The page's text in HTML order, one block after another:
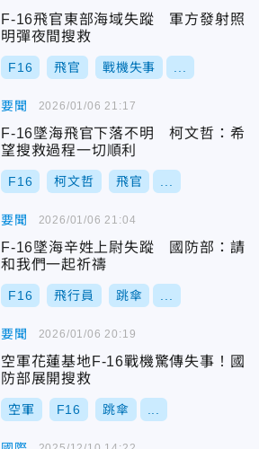
F-16飛官東部海域失蹤 軍方發射照
明彈夜間搜救
F16 飛官 戰機失事
要聞
F-16墜海飛官下落不明 柯文哲：希
望搜救過程一切順利
F16 柯文哲 飛官
2026/01/06 21:17
要聞
F-16墜海辛姓上尉失蹤 國防部：請
和我們一起祈禱
F16 飛行員 跳傘
2026/01/06 21:04
要聞
空軍花蓮基地F-16戰機驚傳失事！國
防部展開搜救
空軍 F16 跳傘
2026/01/06 20:19